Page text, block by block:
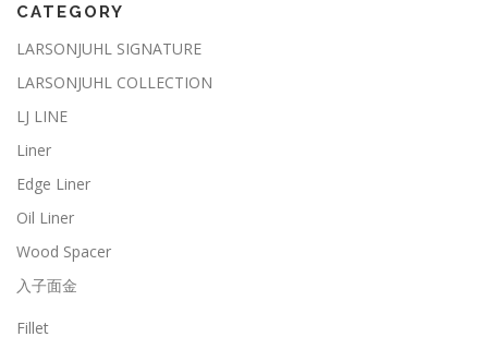
CATEGORY
LARSONJUHL SIGNATURE
LARSONJUHL COLLECTION
LJ LINE
Liner
Edge Liner
Oil Liner
Wood Spacer
入子面金
Fillet